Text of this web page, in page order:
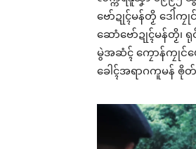
ဗော်ဍုၚ်မန်တၟိ ဒေါံကၠု
ဆောံဗော်ဍုၚ်မန်တၟိ၊
မွဲအဆံၚ် ကၠောန်ကၠုင်ပ
ခေါၚ်အရာဂကူမန်